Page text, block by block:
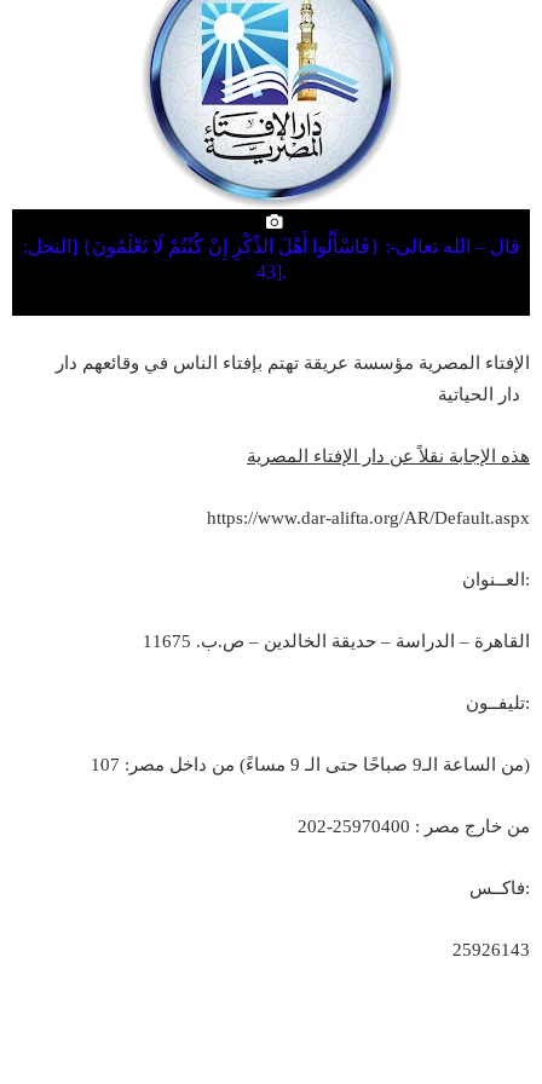
قال – الله تعالى-: {فَاسْأَلُوا أَهْلَ الذِّكْرِ إِنْ كُنْتُمْ لَا تَعْلَمُونَ} [النحل:
43].
دار الإفتاء المصرية مؤسسة عريقة تهتم بإفتاء الناس في وقائعهم
الحياتية
دار
هذه الإجابة نقلاً عن دار الإفتاء المصرية
https://www.dar-alifta.org/AR/Default.aspx
العــنوان :
القاهرة – الدراسة – حديقة الخالدين – ص.ب. 11675
تليفــون:
من داخل مصر: 107 ( من الساعة الـ9 صباحًا حتى الـ 9 مساءً)
من خارج مصر : 25970400-202
فاكــس:
25926143